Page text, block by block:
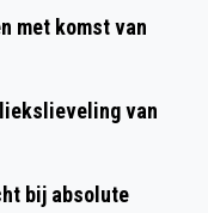
met komst van
van
bij absolute